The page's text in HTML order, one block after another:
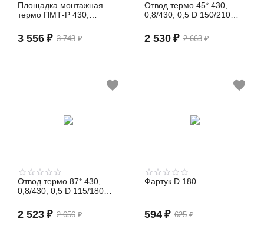
Площадка монтажная
термо ПМТ-Р 430,
(сэндвич)
3 743 ₽
3 556 ₽
Отвод термо 45* 430,
0,8/430, 0,5 D 150/210
2 663 ₽
2 530 ₽
Отвод термо 87* 430,
0,8/430, 0,5 D 115/180
2 656 ₽
2 523 ₽
Фартук D 180
625 ₽
594 ₽